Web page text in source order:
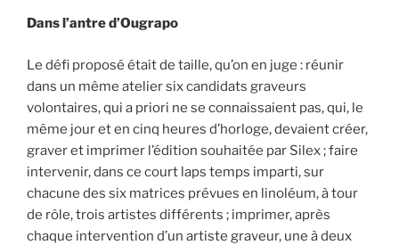
Dans l’antre d’Ougrapo
Le défi proposé était de taille, qu’on en juge : réunir
dans un même atelier six candidats graveurs
volontaires, qui a priori ne se connaissaient pas, qui, le
même jour et en cinq heures d’horloge, devaient créer,
graver et imprimer l’édition souhaitée par Silex ; faire
intervenir, dans ce court laps temps imparti, sur
chacune des six matrices prévues en linoléum, à tour
de rôle, trois artistes différents ; imprimer, après
chaque intervention d’un artiste graveur, une à deux